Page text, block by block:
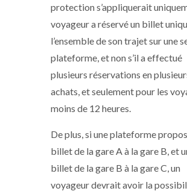
protection s’appliquerait
voyageur a réservé un billet
l’ensemble de son trajet sur une
plateforme, et non s’il a effectué
plusieurs réservations en
achats, et seulement pour les
moins de 12 heures.
De plus, si une plateforme
billet de la gare A à la gare B, et
billet de la gare B à la gare C, un
voyageur devrait avoir la